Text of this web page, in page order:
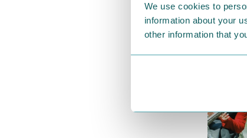
We use cookies to
information about your
other information that